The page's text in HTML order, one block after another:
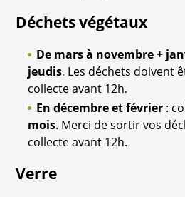
Déchets végétaux
De mars à novembre +
jeudis. Les déchets doivent
collecte avant 12h.
En décembre et février:
mois. Merci de sortir vos
collecte avant 12h.
Verre